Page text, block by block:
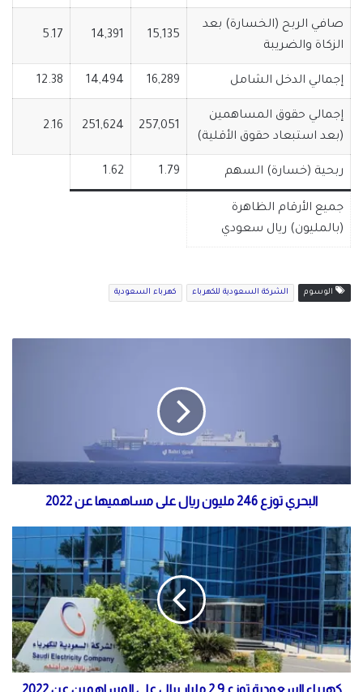
صافي الربح (الخسارة) بعد
الزكاة والضريبة
15,135
14,391
5.17
إجمالي الدخل الشامل 16,289
14,494
12.38
إجمالي حقوق المساهمين
(بعد استبعاد حقوق الأقلية)
257,051
251,624
2.16
ربحية (خسارة) السهم 1.79
1.62
جميع الأرقام الظاهرة
(بالمليون) ريال سعودي
الوسوم الشركة السعودية للكهرباء كهرباء السعودية
البحري توزع 246 مليون ريال على مساهميها عن 2022
كهرباء السعودية توزع 2.9 مليار ريال على المساهمين عن 2022